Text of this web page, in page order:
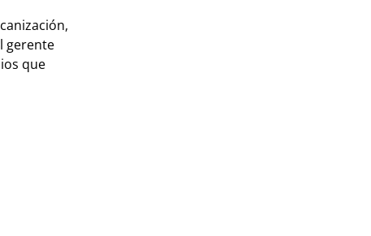
gerente
que